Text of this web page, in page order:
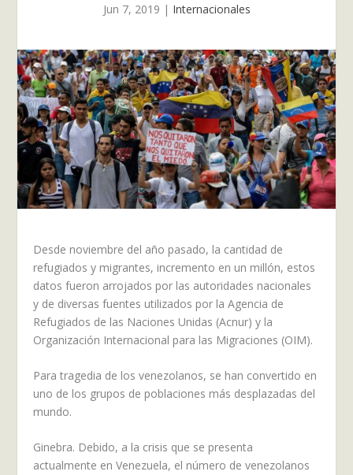
Jun 7, 2019 | Internacionales
Desde noviembre del año pasado, la cantidad de
refugiados y migrantes, incremento en un millón, estos
datos fueron arrojados por las autoridades nacionales
y de diversas fuentes utilizados por la Agencia de
Refugiados de las Naciones Unidas (Acnur) y la
Organización Internacional para las Migraciones (OIM).
Para tragedia de los venezolanos, se han convertido en
uno de los grupos de poblaciones más desplazadas del
mundo.
Ginebra. Debido, a la crisis que se presenta
actualmente en Venezuela, el número de venezolanos